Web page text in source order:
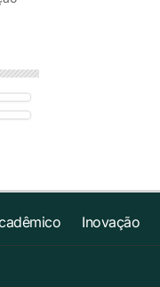
Inovação